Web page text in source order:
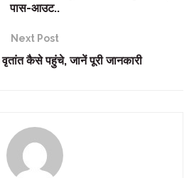
पास-आउट..
Next Post
वृतांत कैसे पहुंचे, जानें पूरी जानकारी